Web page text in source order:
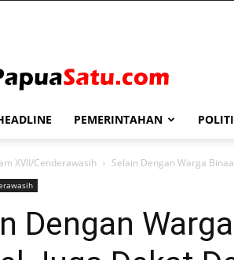
PEMERINTAHAN
XVII/Cenderawasih Selain Dengan Warga
Dengan